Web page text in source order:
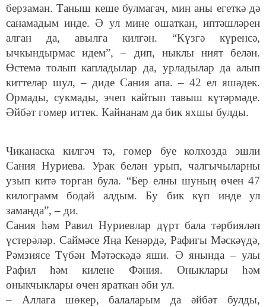
берзаман. Таныш кеше булмагач, мин аны егеткә дә
санамадым инде. Ә ул мине ошаткан, иптәшләрен
алган да, авылга килгән. “Күзгә күренсә,
ычкындырмас идем”, – дип, ныклы ният белән.
Өстемә толып капладылар да, урладылар да алып
киттеләр шул, – диде Сания апа. – 42 ел яшәдек.
Ормады, сукмады, эчеп кайтып тавыш күтәрмәде.
Әйбәт гомер иттек. Кайнанам да бик яхшы булды.
Чиканаска килгәч тә, гомер буе колхозда эшли
Сания Нуриева. Урак белән урып, чалгычыларны
узып китә торган була. “Бер елны шуның өчен 47
килограмм бодай алдым. Бу бик күп инде ул
заманда”, – ди.
Сания һәм Равил Нуриевлар дүрт бала тәрбияләп
үстерәләр. Саймәсе Яңа Кенәрдә, Рафигы Мәскәүдә,
Рәмзиясе Түбән Мәтәскәдә яши. Ә янында – улы
Рафил һәм килене Фәния. Оныклары һәм
оныкчыклары өчен яраткан әби ул.
– Аллага шөкер, балаларым да әйбәт булды,